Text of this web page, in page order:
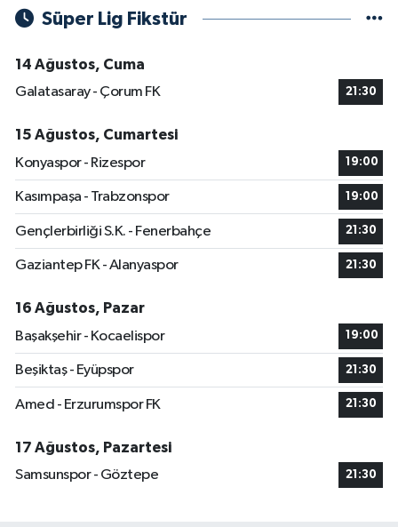
Süper Lig Fikstür
14 Ağustos, Cuma
Galatasaray - Çorum FK
21:30
15 Ağustos, Cumartesi
Konyaspor - Rizespor
19:00
Kasımpaşa - Trabzonspor 19:00
Gençlerbirliği S.K. - Fenerbahçe 21:30
Gaziantep FK - Alanyaspor 21:30
16 Ağustos, Pazar
Başakşehir - Kocaelispor
19:00
Beşiktaş - Eyüpspor 21:30
Amed - Erzurumspor FK 21:30
17 Ağustos, Pazartesi
Samsunspor - Göztepe
21:30